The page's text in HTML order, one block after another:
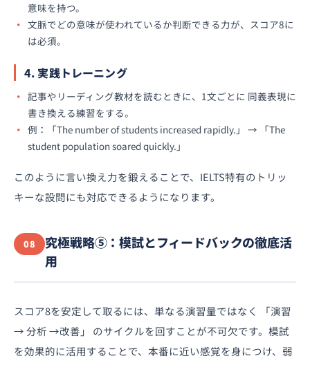
意味を持つ。
文脈でどの意味が使われているか判断できる力が、スコア8に
は必須。
4. 実践トレーニング
記事やリーディング教材を読むときに、1文ごとに 同義表現に
書き換える練習をする。
例：「The number of students increased rapidly.」 → 「The
student population soared quickly.」
このように言い換え力を鍛えることで、IELTS特有のトリッ
キーな設問にも対応できるようになります。
08
究極戦略⑤：模試とフィードバックの徹底活
用
スコア8を安定して取るには、単なる演習量ではなく 「演習
→ 分析 →改善」 のサイクルを回すことが不可欠です。模試
を効果的に活用することで、本番に近い感覚を身につけ、弱